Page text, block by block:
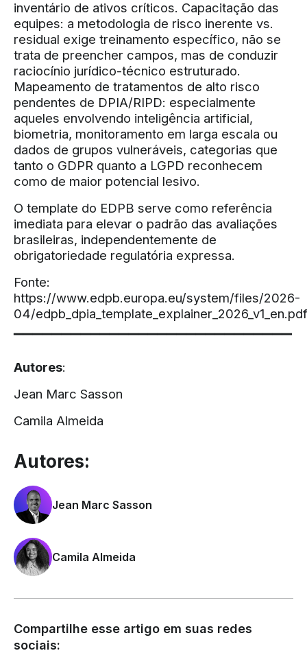
inventário de ativos críticos. Capacitação das
equipes: a metodologia de risco inerente vs.
residual exige treinamento específico, não se
trata de preencher campos, mas de conduzir
raciocínio jurídico-técnico estruturado.
Mapeamento de tratamentos de alto risco
pendentes de DPIA/RIPD: especialmente
aqueles envolvendo inteligência artificial,
biometria, monitoramento em larga escala ou
dados de grupos vulneráveis, categorias que
tanto o GDPR quanto a LGPD reconhecem
como de maior potencial lesivo.
O template do EDPB serve como referência
imediata para elevar o padrão das avaliações
brasileiras, independentemente de
obrigatoriedade regulatória expressa.
Fonte:
https://www.edpb.europa.eu/system/files/2026-
04/edpb_dpia_template_explainer_2026_v1_en.pdf
▔▔▔▔▔▔▔▔▔▔▔▔▔▔▔▔▔▔▔▔▔▔▔▔▔▔▔▔▔
Autores:
Jean Marc Sasson
Camila Almeida
Autores:
Jean Marc Sasson
Camila Almeida
Compartilhe esse artigo em suas redes
sociais: